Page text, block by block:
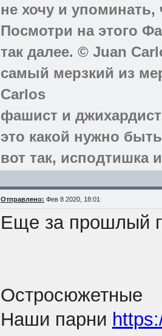
не хочу и
Посмотри на этого
так далее. © Juan
самый мерзкий из
Carlos
фашист и
это какой нужно
вот так, исподтишка
Отправлено: Фев 8 2020, 18:01
Еще за прошлый
Остросюжетные
Наши парни